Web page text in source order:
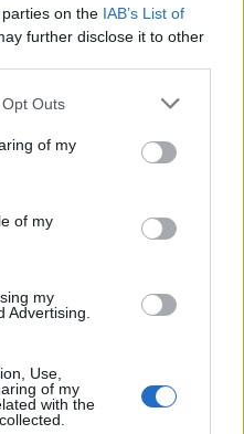
on the IAB’s List of
further disclose it to other
uses one or more Google
You may click to
and its third-party tags to
purposes in below Google
Outs
of my
of my
my
Advertising.
Use,
of my
with the
κατά 20% στα ποσά
επιστρέψουν στον ΕΦΚΑ
την πρώτη τριετία από
απασχολούνται ή
σε όσους εξακολουθούν
και μετά (λόγω εξίσωσης
συνταξιούχων που δεν
ποσά που τελικώς
θα είναι από το
θα επιστρέψουν θα
ο επιπλέον φόρος που
και οι λοιπές